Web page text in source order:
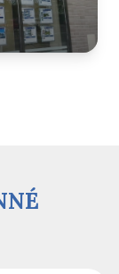
en
le Neuf,
la Ville,